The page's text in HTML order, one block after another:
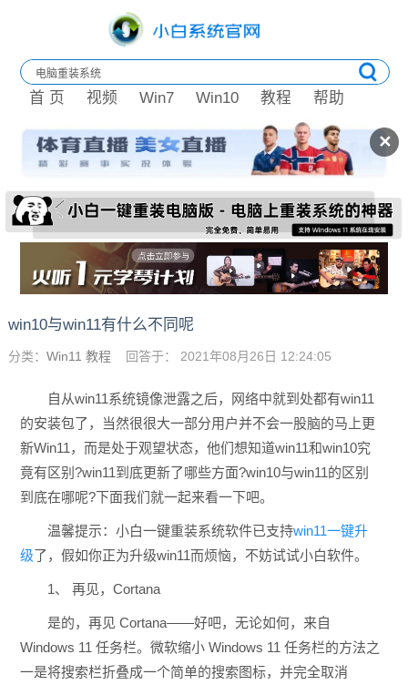
✕
首 页 视频 Win7 Win10 教程 帮助
win10与win11有什么不同呢
分类： Win11 教程 回答于： 2021年08月26日 12:24:05
自从win11系统镜像泄露之后，网络中就到处都有win11
的安装包了，当然很很大一部分用户并不会一股脑的马上更
新Win11，而是处于观望状态，他们想知道win11和win10究
竟有区别?win11到底更新了哪些方面?win10与win11的区别
到底在哪呢?下面我们就一起来看一下吧。
温馨提示：小白一键重装系统软件已支持win11一键升
级了，假如你正为升级win11而烦恼，不妨试试小白软件。
1、 再见，Cortana
是的，再见 Cortana——好吧，无论如何，来自
Windows 11 任务栏。微软缩小 Windows 11 任务栏的方法之
一是将搜索栏折叠成一个简单的搜索图标，并完全取消